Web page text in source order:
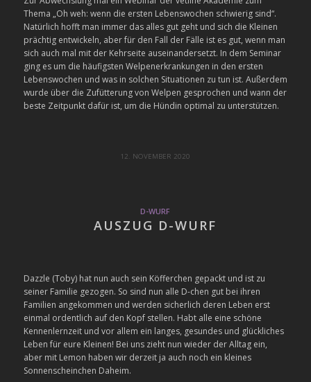
Thema „Oh weh: wenn die ersten Lebenswochen schwierig sind“.
Natürlich hofft man immer das alles gut geht und sich die Kleinen
prächtig entwickeln, aber für den Fall der Fälle ist es gut, wenn man
sich auch mal mit der Kehrseite auseinandersetzt. In dem Seminar
ging es um die häufigsten Welpenerkrankungen in den ersten
Lebenswochen und was in solchen Situationen zu tun ist. Außerdem
wurde über die Zufütterung von Welpen gesprochen und wann der
beste Zeitpunkt dafür ist, um die Hündin optimal zu unterstützen.
12. NOVEMBER 2020
D-WURF
AUSZUG D-WURF
Dazzle (Toby) hat nun auch sein Köfferchen gepackt und ist zu
seiner Familie gezogen. So sind nun alle D-chen gut bei ihren
Familien angekommen und werden sicherlich deren Leben erst
einmal ordentlich auf den Kopf stellen. Habt alle eine schöne
Kennenlernzeit und vor allem ein langes, gesundes und glückliches
Leben für eure Kleinen! Bei uns zieht nun wieder der Alltag ein,
aber mit Lemon haben wir derzeit ja auch noch ein kleines
Sonnenscheinchen Daheim.